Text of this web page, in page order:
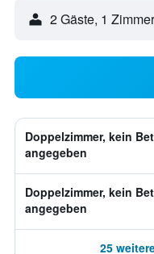
2 Gäste, 1 Zimmer
Doppelzimmer, kein
angegeben
Doppelzimmer, kein
angegeben
25